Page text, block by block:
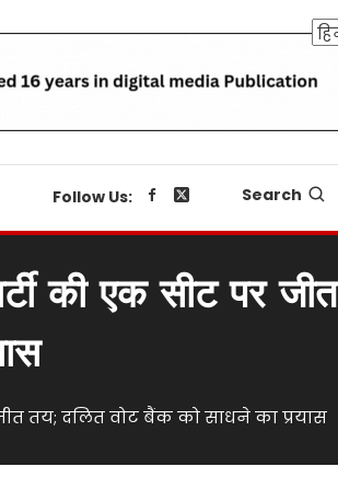
Follow Us: Search
की एक सीट पर जीत
तय; दलित वोट बैंक को साधने का प्रयास